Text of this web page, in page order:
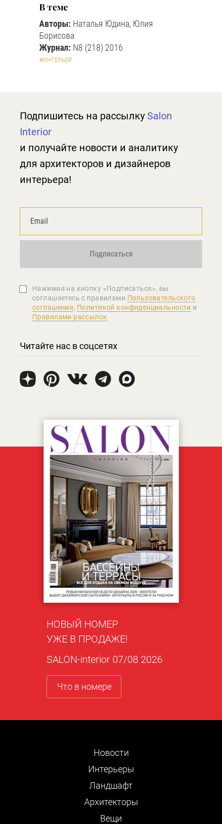
В теме
Авторы: Наталья Юдина, Юлия
Борисова
Журнал: N8 (218) 2016
#ИНТЕРЬЕР
Подпишитесь на рассылку Salon
Interior
и получайте новости и аналитику
для архитекторов и дизайнеров
интерьера!
Подписаться
Нажимая на кнопку «Подписаться», вы
соглашаетеcь с правилами Пользовательского
соглашения, Политикой конфиденциальности и
Правилами рассылок
Читайте нас в соцсетях
НОВЫЙ НОМЕР
УЖЕ В ПРОДАЖЕ!
SALON-interior 07/08 2026
Что в номере
Новости
Интерьеры
Ландшафт
Архитекторы
Вещи